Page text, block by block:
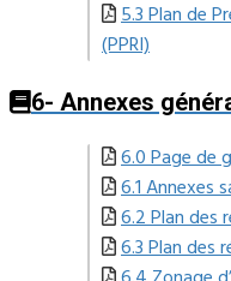
5.3 Plan de
(PPRI)
6- Annexes
6.0 Page de
6.1 Annexes
6.2 Plan des
6.3 Plan des